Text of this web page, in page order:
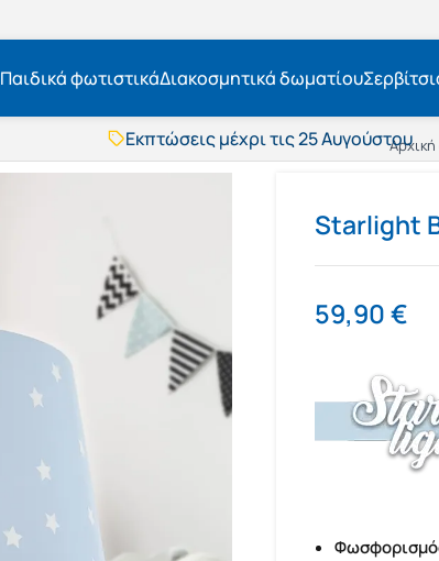
Παιδικά φωτιστικάΔιακοσμητικά δωματίου
Εκπτώσεις μέχρι τις 25 Αυγούστου
Δωρεάν μεταφορικά
BOXNOW αποστολή
Εκπτώσεις μέχρι τις 25 Αυγούστου
Δωρεάν μεταφορικά
BOXNOW αποστολή
Αρχική
Starlight
59,90€